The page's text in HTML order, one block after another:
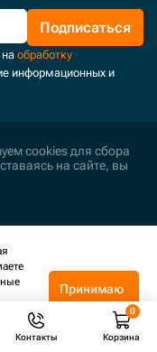
Подписаться
на обработку
информационных и
cookies для сбора
на сайте, вы
Контакты Корзина
Принимаю